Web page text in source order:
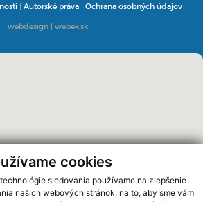
cookies
sledovania používame na zlepšenie
našich webových stránok, na to, aby sme vám
| Autorské práva | Ochrana osobných údajov
webdesign| webex.sk